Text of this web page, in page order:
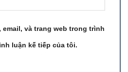
và trang web trong trình
luận kế tiếp của tôi.